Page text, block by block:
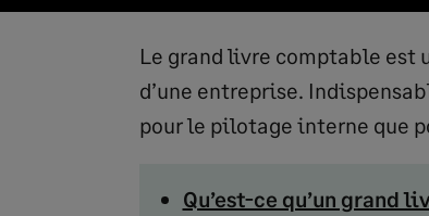
Le grand livre comptable est
d’une entreprise.
pour le pilotage interne que
Qu’est-ce qu’un grand